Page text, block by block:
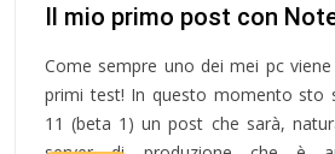
Il mio primo post con
Come sempre uno dei mei pc
primi test! In questo momento sto
11 (beta 1) un post che sarà,